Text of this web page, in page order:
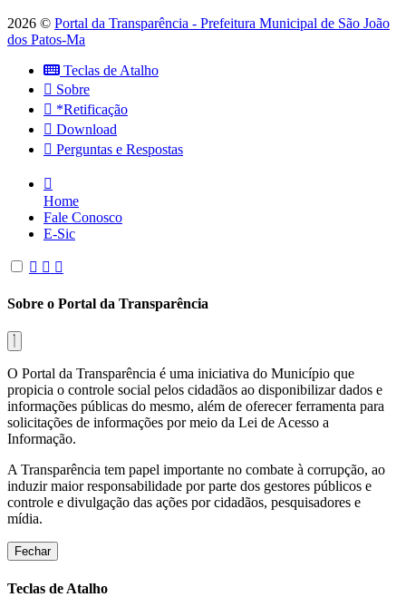
2026 © Portal da Transparência - Prefeitura Municipal de São João
dos Patos-Ma
Teclas de Atalho
Sobre
*Retificação
Download
Perguntas e Respostas
Home
Fale Conosco
E-Sic
Sobre o Portal da Transparência
O Portal da Transparência é uma iniciativa do Município que
propicia o controle social pelos cidadãos ao disponibilizar dados e
informações públicas do mesmo, além de oferecer ferramenta para
solicitações de informações por meio da Lei de Acesso a
Informação.
A Transparência tem papel importante no combate à corrupção, ao
induzir maior responsabilidade por parte dos gestores públicos e
controle e divulgação das ações por cidadãos, pesquisadores e
mídia.
Fechar
Teclas de Atalho